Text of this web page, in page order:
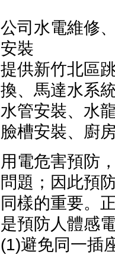
公司水電維修
安裝
提供新竹北區
換、馬達水系
水管安裝、水
臉槽安裝、廚
用電危害預防
問題；因此預
同樣的重要。
是預防人體感
(1)避免同一插